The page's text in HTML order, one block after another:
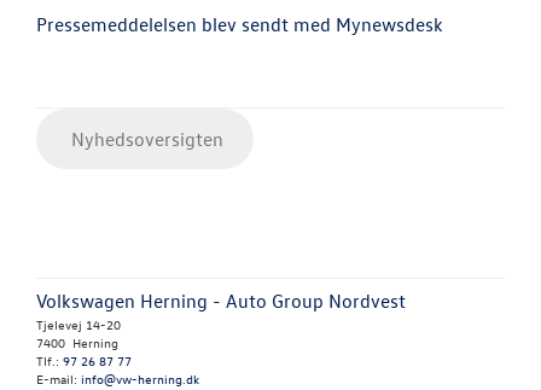
Pressemeddelelsen blev sendt med Mynewsdesk
Nyhedsoversigten
Volkswagen Herning - Auto Group Nordvest
Tjelevej 14-20
7400 Herning
Tlf.: 97 26 87 77
E-mail: info@vw-herning.dk